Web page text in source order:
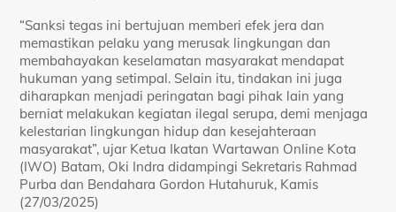
“Sanksi tegas ini bertujuan memberi efek jera dan
memastikan pelaku yang merusak lingkungan dan
membahayakan keselamatan masyarakat mendapat
hukuman yang setimpal. Selain itu, tindakan ini juga
diharapkan menjadi peringatan bagi pihak lain yang
berniat melakukan kegiatan ilegal serupa, demi menjaga
kelestarian lingkungan hidup dan kesejahteraan
masyarakat”, ujar Ketua Ikatan Wartawan Online Kota
(IWO) Batam, Oki Indra didampingi Sekretaris Rahmad
Purba dan Bendahara Gordon Hutahuruk, Kamis
(27/03/2025)